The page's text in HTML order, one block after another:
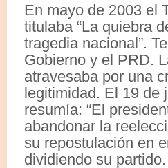
En mayo de 2003 el
titulaba “La quiebra
tragedia nacional”.
Gobierno y el PRD.
atravesaba por una
legitimidad. El 19 de
resumía: “El
abandonar la
su repostulación en
dividiendo su